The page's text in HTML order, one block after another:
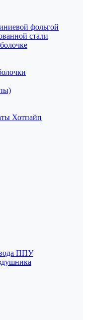
фольгой
стали
Хотпайп
ППУ